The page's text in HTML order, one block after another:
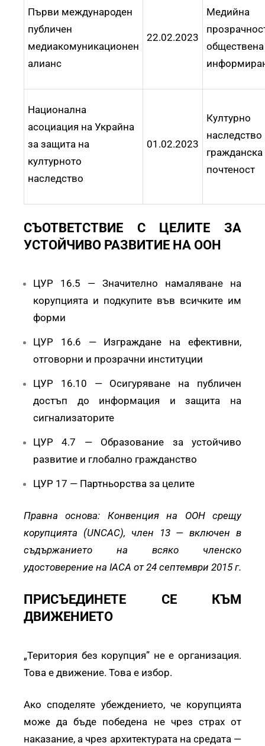
Първи международен
публичен
медиакомуникационен
алианс
22.02.2023
Медийна
обществена
Национална
асоциация на Украйна
за защита на
културното
наследство
01.02.2023
Културно
наследство
гражданска
почтеност
СЪОТВЕТСТВИЕ С ЦЕЛИТЕ ЗА
УСТОЙЧИВО РАЗВИТИЕ НА ООН
ЦУР 16.5 — Значително намаляване на
корупцията и подкупите във всичките им
форми
ЦУР 16.6 — Изграждане на ефективни,
отговорни и прозрачни институции
ЦУР 16.10 — Осигуряване на публичен
достъп до информация и защита на
сигнализаторите
ЦУР 4.7 — Образование за устойчиво
развитие и глобално гражданство
ЦУР 17 — Партньорства за целите
Правна основа: Конвенция на ООН срещу
корупцията (UNCAC), член 13 — включен в
съдържанието на всяко членско
удостоверение на IACA от 24 септември 2015 г.
ПРИСЪЕДИНЕТЕ СЕ КЪМ
ДВИЖЕНИЕТО
„Територия без корупция” не е организация.
Това е движение. Това е избор.
Ако споделяте убеждението, че корупцията
може да бъде победена не чрез страх от
наказание, а чрез архитектурата на средата —